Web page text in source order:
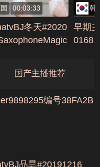
00:03:33
冬天#2020
韩
早期
国产主播推荐
编号38FA2B
品昙#20191216